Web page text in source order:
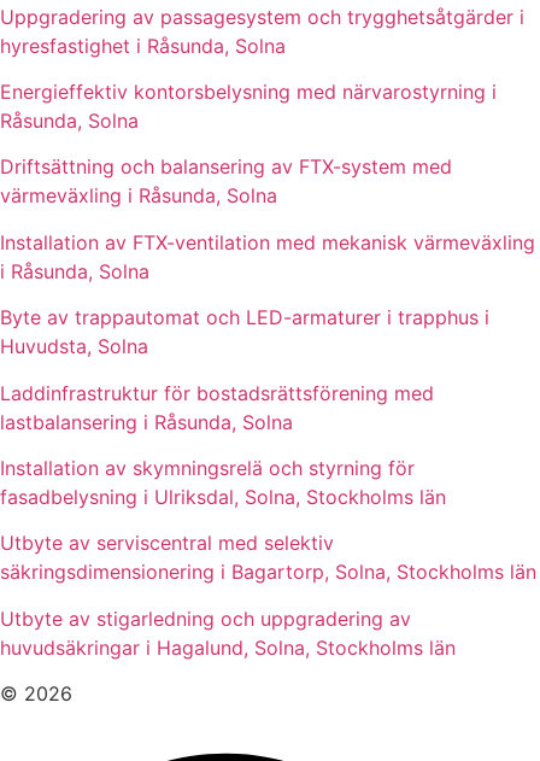
Uppgradering av passagesystem och trygghetsåtgärder i
hyresfastighet i Råsunda, Solna
Energieffektiv kontorsbelysning med närvarostyrning i
Råsunda, Solna
Driftsättning och balansering av FTX-system med
värmeväxling i Råsunda, Solna
Installation av FTX-ventilation med mekanisk värmeväxling
i Råsunda, Solna
Byte av trappautomat och LED-armaturer i trapphus i
Huvudsta, Solna
Laddinfrastruktur för bostadsrättsförening med
lastbalansering i Råsunda, Solna
Installation av skymningsrelä och styrning för
fasadbelysning i Ulriksdal, Solna, Stockholms län
Utbyte av serviscentral med selektiv
säkringsdimensionering i Bagartorp, Solna, Stockholms län
Utbyte av stigarledning och uppgradering av
huvudsäkringar i Hagalund, Solna, Stockholms län
© 2026